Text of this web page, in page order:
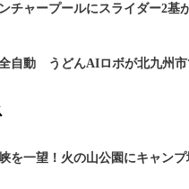
チャープールにスライダー2基
自動 うどんAIロボが北九州市
を一望！火の山公園にキャン